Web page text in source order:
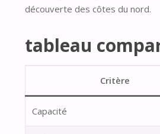
découverte des côtes du nord.
tableau
Critère
Capacité